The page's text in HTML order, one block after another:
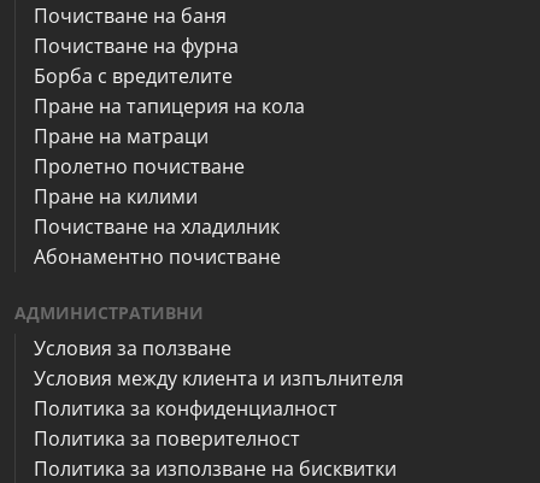
Почистване на баня
Почистване на фурна
Борба с вредителите
Пране на тапицерия на кола
Пране на матраци
Пролетно почистване
Пране на килими
Почистване на хладилник
Абонаментно почистване
АДМИНИСТРАТИВНИ
Условия за ползване
Условия между клиента и изпълнителя
Политика за конфиденциалност
Политика за поверителност
Политика за използване на бисквитки